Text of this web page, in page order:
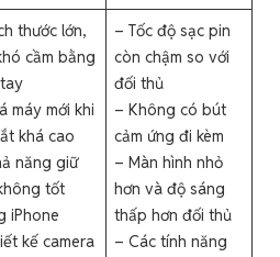
thước lớn,
cầm bằng
máy mới khi
khá cao
năng giữ
tốt
iPhone
kế camera
– Tốc độ sạc pin
còn chậm so với
đối thủ
– Không có bút
cảm ứng đi kèm
– Màn hình nhỏ
hơn và độ sáng
thấp hơn đối thủ
– Các tính năng